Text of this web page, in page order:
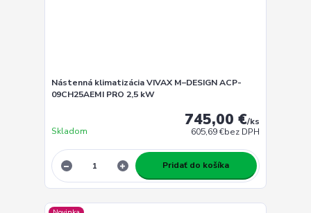
Nástenná klimatizácia VIVAX M–DESIGN ACP-
09CH25AEMI PRO 2,5 kW
745,00 €/ks
605,69 €bez DPH
Skladom
Pridať do košíka